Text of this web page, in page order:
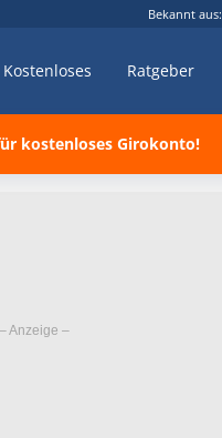
Bekannt aus:
Kostenloses Ratgeber
kostenloses Girokonto!